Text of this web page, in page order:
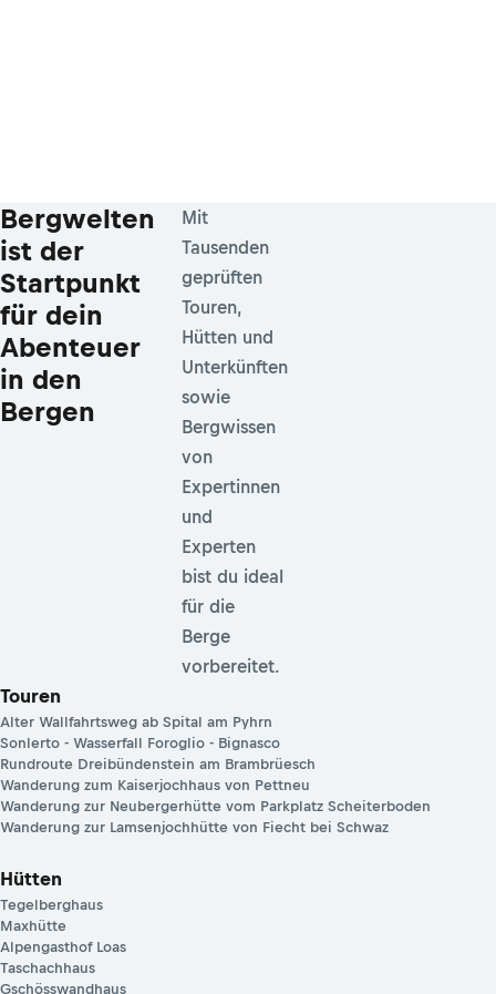
Bergwelten
ist der
Startpunkt
für dein
Abenteuer
in den
Bergen
Mit
Tausenden
geprüften
Touren,
Hütten und
Unterkünften
sowie
Bergwissen
von
Expertinnen
und
Experten
bist du ideal
für die
Berge
vorbereitet.
Touren
Alter Wallfahrtsweg ab Spital am Pyhrn
Sonlerto - Wasserfall Foroglio - Bignasco
Rundroute Dreibündenstein am Brambrüesch
Wanderung zum Kaiserjochhaus von Pettneu
Wanderung zur Neubergerhütte vom Parkplatz Scheiterboden
Wanderung zur Lamsenjochhütte von Fiecht bei Schwaz
Hütten
Tegelberghaus
Maxhütte
Alpengasthof Loas
Taschachhaus
Gschösswandhaus